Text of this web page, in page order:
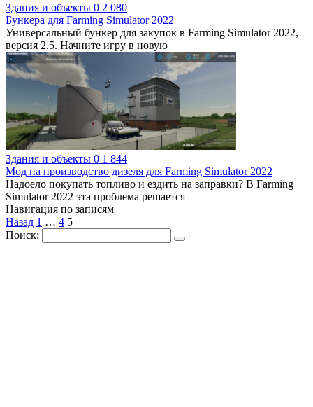
Здания и объекты 0 2 080
Бункера для Farming Simulator 2022
Универсальный бункер для закупок в Farming Simulator 2022,
версия 2.5. Начните игру в новую
Здания и объекты 0 1 844
Мод на производство дизеля для Farming Simulator 2022
Надоело покупать топливо и ездить на заправки? В Farming
Simulator 2022 эта проблема решается
Навигация по записям
Назад 1 … 4 5
Поиск: